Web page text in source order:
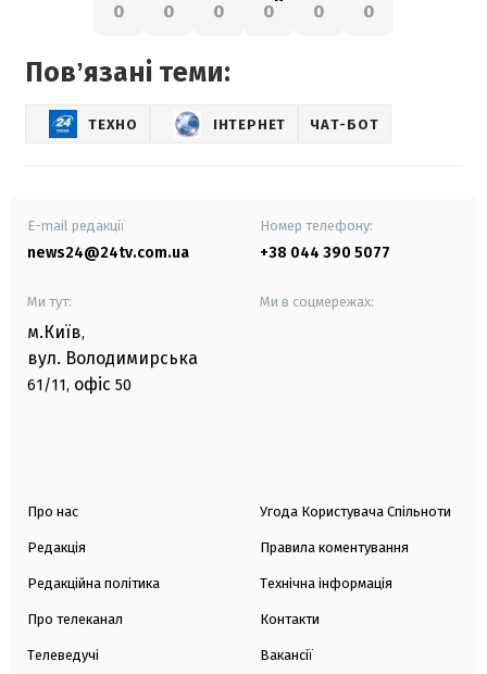
0 0 0 0 0 0
Повʼязані теми:
ТЕХНО ІНТЕРНЕТ ЧАТ-БОТ
E-mail редакції
news24@24tv.com.ua
Номер телефону:
+38 044 390 5077
Ми тут:
м.Київ,
вул. Володимирська
61/11, офіс 50
Ми в соцмережах:
Про нас
Редакція
Редакційна політика
Про телеканал
Телеведучі
Угода Користувача Спільноти
Правила коментування
Технічна інформація
Контакти
Вакансії